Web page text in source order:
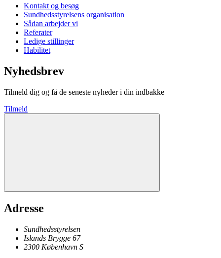
Kontakt og besøg
Sundhedsstyrelsens organisation
Sådan arbejder vi
Referater
Ledige stillinger
Habilitet
Nyhedsbrev
Tilmeld dig og få de seneste nyheder i din indbakke
Tilmeld
Adresse
Sundhedsstyrelsen
Islands Brygge 67
2300 København S